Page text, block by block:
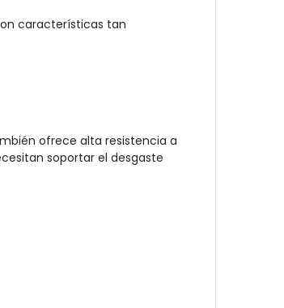
características tan
ofrece alta resistencia a
soportar el desgaste